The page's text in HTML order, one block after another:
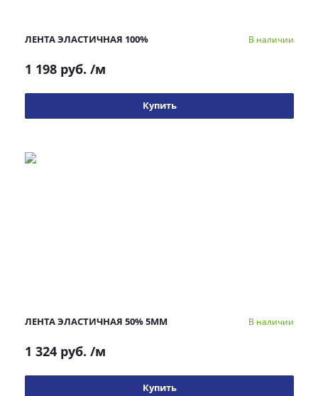
ЛЕНТА ЭЛАСТИЧНАЯ 100% В наличии
1 198 руб. /м
Купить
ЛЕНТА ЭЛАСТИЧНАЯ 50% 5ММ В наличии
1 324 руб. /м
Купить